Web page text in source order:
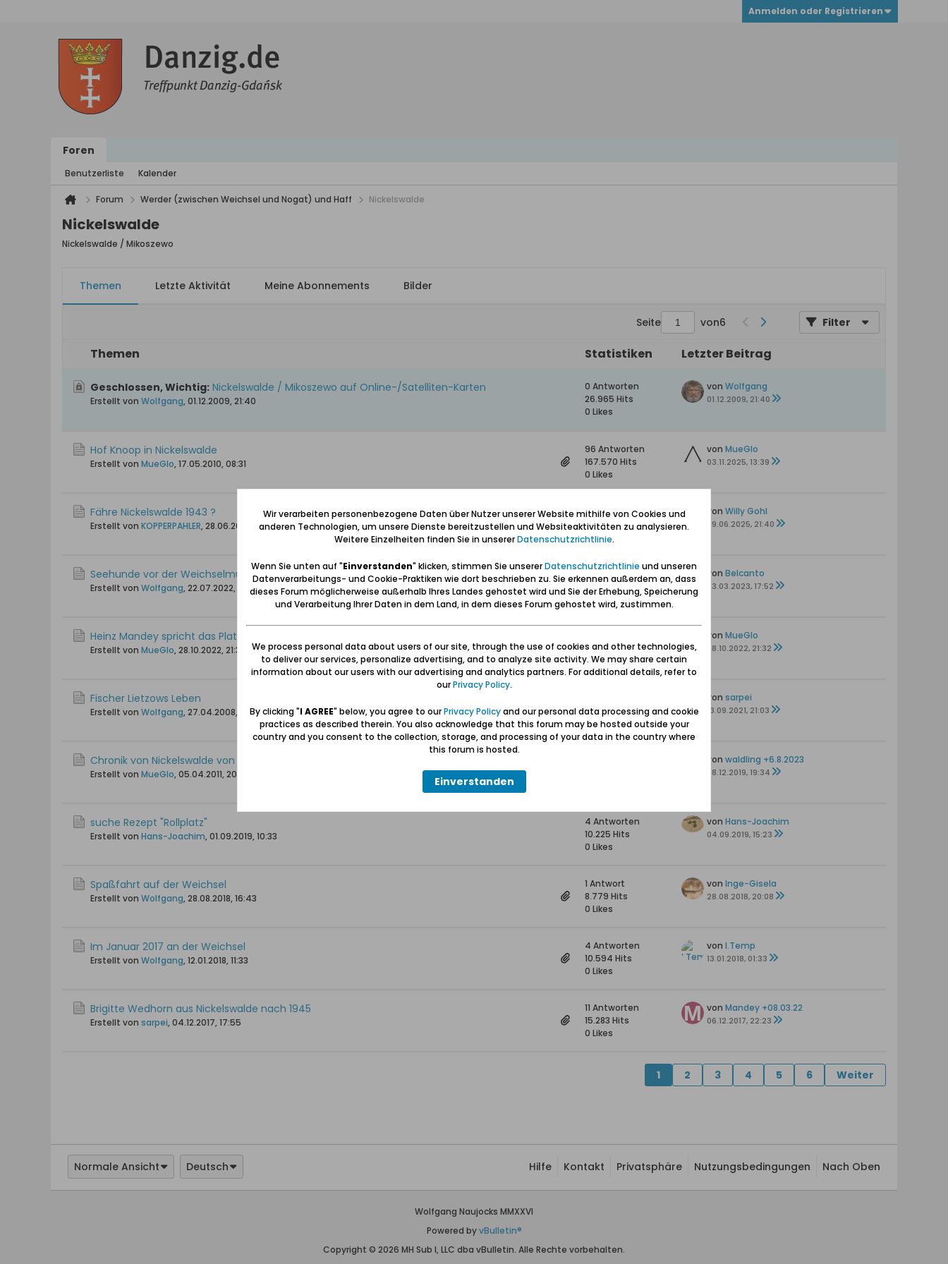
Anmelden oder Registrieren
Foren
Benutzerliste Kalender
Forum Werder (zwischen Weichsel und Nogat) und Haff Nickelswalde
Nickelswalde
Nickelswalde / Mikoszewo
Themen Letzte Aktivität Meine Abonnements Bilder
Seite von6 Filter
Themen Statistiken Letzter Beitrag
Geschlossen, Wichtig: Nickelswalde / Mikoszewo auf Online-/Satelliten-Karten
Erstellt von Wolfgang, 01.12.2009, 21:40
0 Antworten
26.965 Hits
0 Likes
von Wolfgang
01.12.2009, 21:40
Hof Knoop in Nickelswalde
Erstellt von MueGlo, 17.05.2010, 08:31
96 Antworten
167.570 Hits
0 Likes
von MueGlo
03.11.2025, 13:39
Fähre Nickelswalde 1943 ?
Erstellt von KOPPERPAHLER, 28.06.2025, 21:09
5 Antworten
2.489 Hits
0 Likes
von Willy Gohl
29.06.2025, 21:40
Seehunde vor der Weichselmündung
Erstellt von Wolfgang, 22.07.2022, 19:32
12 Antworten
8.730 Hits
0 Likes
von Belcanto
23.03.2023, 17:52
Heinz Mandey spricht das Platt der Nehrung
Erstellt von MueGlo, 28.10.2022, 21:32
8.293 Hits
0 Likes
von MueGlo
28.10.2022, 21:32
Fischer Lietzows Leben
Erstellt von Wolfgang, 27.04.2008, 14:27
18.455 Hits
0 Likes
von sarpei
13.09.2021, 21:03
Chronik von Nickelswalde von Heinz Albert Pohl
Erstellt von MueGlo, 05.04.2011, 20:30
von waldling +6.8.2023
08.12.2019, 19:34
suche Rezept "Rollplatz"
Erstellt von Hans-Joachim, 01.09.2019, 10:33
4 Antworten
10.225 Hits
0 Likes
von Hans-Joachim
04.09.2019, 15:23
Spaßfahrt auf der Weichsel
Erstellt von Wolfgang, 28.08.2018, 16:43
1 Antwort
8.779 Hits
0 Likes
von Inge-Gisela
28.08.2018, 20:08
Im Januar 2017 an der Weichsel
Erstellt von Wolfgang, 12.01.2018, 11:33
4 Antworten
10.594 Hits
0 Likes
von I.Temp
13.01.2018, 01:33
Brigitte Wedhorn aus Nickelswalde nach 1945
Erstellt von sarpei, 04.12.2017, 17:55
11 Antworten
15.283 Hits
0 Likes
von Mandey +08.03.22
06.12.2017, 22:23
1 2 3 4 5 6 Weiter
Normale Ansicht Deutsch Hilfe Kontakt Privatsphäre Nutzungsbedingungen Nach Oben
Wolfgang Naujocks MMXXVI
Powered byvBulletin®
Copyright © 2026 MH Sub I, LLC dba vBulletin. Alle Rechte vorbehalten.
Wir verarbeiten personenbezogene Daten über Nutzer unserer Website mithilfe von Cookies und
anderen Technologien, um unsere Dienste bereitzustellen und Websiteaktivitäten zu analysieren.
Weitere Einzelheiten finden Sie in unsererDatenschutzrichtlinie.
Wenn Sie unten auf "Einverstanden" klicken, stimmen Sie unsererDatenschutzrichtlinie und unseren
Datenverarbeitungs- und Cookie-Praktiken wie dort beschrieben zu. Sie erkennen außerdem an, dass
dieses Forum möglicherweise außerhalb Ihres Landes gehostet wird und Sie der Erhebung, Speicherung
und Verarbeitung Ihrer Daten in dem Land, in dem dieses Forum gehostet wird, zustimmen.
We process personal data about users of our site, through the use of cookies and other technologies,
to deliver our services, personalize advertising, and to analyze site activity. We may share certain
information about our users with our advertising and analytics partners. For additional details, refer to
ourPrivacy Policy.
By clicking "I AGREE" below, you agree to ourPrivacy Policyand our personal data processing and cookie
practices as described therein. You also acknowledge that this forum may be hosted outside your
country and you consent to the collection, storage, and processing of your data in the country where
this forum is hosted.
Einverstanden